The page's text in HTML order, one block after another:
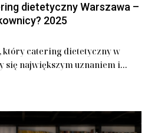
dietetyczny Warszawa –
2025
który catering dietetyczny w
się największym uznaniem i...